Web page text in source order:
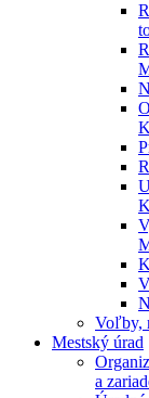
Voľby,
Mestský úrad
a